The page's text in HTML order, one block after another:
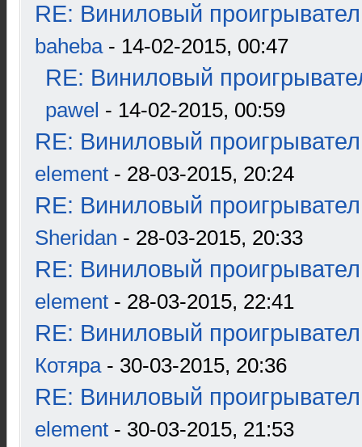
RE: Виниловый
baheba- 14-02-2015, 00:47
RE: Виниловый
pawel - 14-02-2015, 00:59
RE: Виниловый
element - 28-03-2015, 20:24
RE: Виниловый
Sheridan - 28-03-2015, 20:33
RE: Виниловый
element - 28-03-2015, 22:41
RE: Виниловый
Котяра- 30-03-2015, 20:36
RE: Виниловый
element - 30-03-2015, 21:53